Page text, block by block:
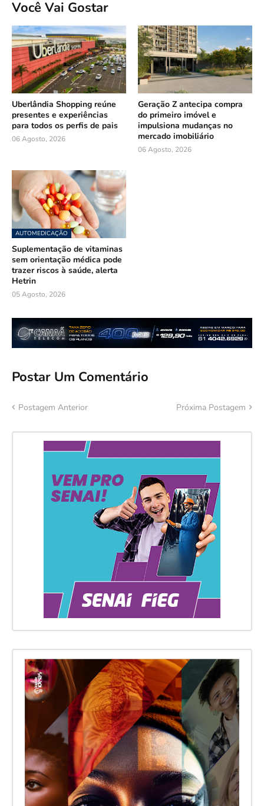
Você Vai Gostar
Uberlândia Shopping reúne
presentes e experiências
para todos os perfis de pais
06 Agosto, 2026
Geração Z antecipa compra
do primeiro imóvel e
impulsiona mudanças no
mercado imobiliário
06 Agosto, 2026
AUTOMEDICAÇÃO
Suplementação de vitaminas
sem orientação médica pode
trazer riscos à saúde, alerta
Hetrin
05 Agosto, 2026
Postar Um Comentário
Postagem Anterior Próxima Postagem